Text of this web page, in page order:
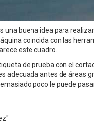
una buena idea para
coincida con las
este cuadro.
de prueba con el
adecuada antes de áreas
poco le puede